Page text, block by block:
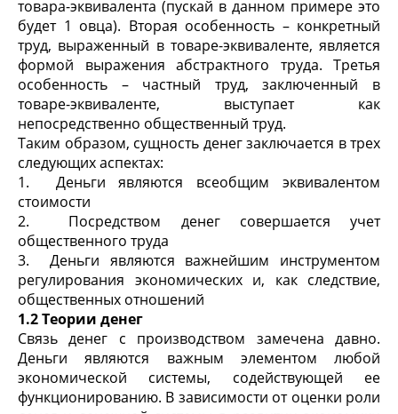
товара-эквивалента (пускай в данном примере это
будет 1 овца). Вторая особенность – конкретный
труд, выраженный в товаре-эквиваленте, является
формой выражения абстрактного труда. Третья
особенность – частный труд, заключенный в
товаре-эквиваленте, выступает как
непосредственно общественный труд.
Таким образом, сущность денег заключается в трех
следующих аспектах:
1. Деньги являются всеобщим эквивалентом
стоимости
2. Посредством денег совершается учет
общественного труда
3. Деньги являются важнейшим инструментом
регулирования экономических и, как следствие,
общественных отношений
1.2 Теории денег
Связь денег с производством замечена давно.
Деньги являются важным элементом любой
экономической системы, содействующей ее
функционированию. В зависимости от оценки роли